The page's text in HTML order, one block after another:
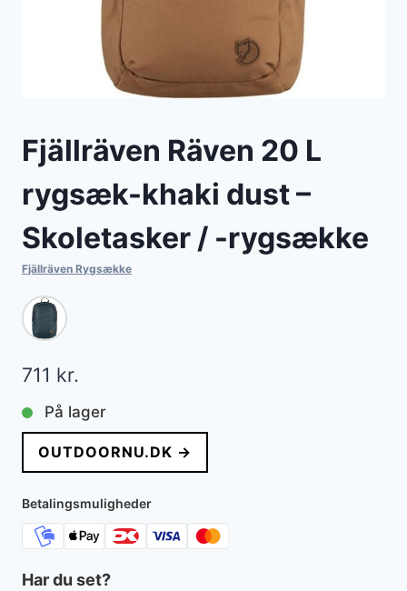
Fjällräven Räven 20 L
rygsæk-khaki dust –
Skoletasker / -rygsække
Fjällräven Rygsække
711 kr.
På lager
OUTDOORNU.DK →
Betalingsmuligheder
Har du set?